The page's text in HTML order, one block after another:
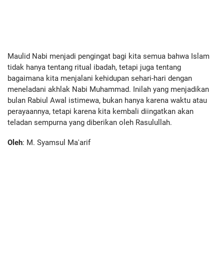
Maulid Nabi menjadi pengingat bagi kita semua bahwa Islam
tidak hanya tentang ritual ibadah, tetapi juga tentang
bagaimana kita menjalani kehidupan sehari-hari dengan
meneladani akhlak Nabi Muhammad. Inilah yang menjadikan
bulan Rabiul Awal istimewa, bukan hanya karena waktu atau
perayaannya, tetapi karena kita kembali diingatkan akan
teladan sempurna yang diberikan oleh Rasulullah.
Oleh: M. Syamsul Ma'arif